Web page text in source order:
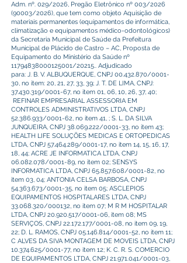
Adm. nº. 029/2026, Pregão Eletrônico nº 003/2026
(90003/2026), que tem como objeto Aquisição de
materiais permanentes (equipamentos de informática,
climatização e equipamentos médico-odontológicos)
da Secretaria Municipal de Saúde da Prefeitura
Municipal de Plácido de Castro – AC, Proposta de
Equipamento do Ministério da Saúde nº
11794838000125001/20215.. Adjudicado
para: J. B. V. ALBUQUERQUE, CNPJ 00.432.870/0001-
30, no item: 20, 21, 27, 33, 39; J. T. DE LIMA, CNPJ:
37.430.319/0001-67, no item 01, 06, 10, 26, 37, 40;
REFINAR EMPRESARIAL ASSESSORIA EM
CONTROLES ADMINISTRATIVOS LTDA, CNPJ
52.386.933/0001-62, no item 41, ; S. L. DA SILVA
JUNQUEIRA, CNPJ 38.069.222/0001-33, no item 43;
HEALTH LIFE SOLUÇÕES MEDICAS E ORTOPEDICAS
LTDA, CNPJ 57.464.289/0001-17, no item 14, 15, 16, 17,
18, 44; ACRE JE INFORMATICA LTDA, CNPJ
06.082.078/0001-89, no item 02; SENSYS
INFORMATICA LTDA, CNPJ 65.857.608/0001-82, no
item 03, 04; ANTONIA CELSA BARBOSA, CNPJ
54.363.673/0001-35, no item 05; ASCLEPIOS
EQUIPAMENTOS HOSPITALARES LTDA, CNPJ
33.068.320/000132, no item 07; M R M HOSPITALAR
LTDA, CNPJ 20.920.517/0001-06, item 08; MS
SERVIÇOS, CNPJ 22.172.177/0001-08, no item 09, 19,
22; D. L. RAMOS, CNPJ 05.146.814/0001-52, no item 11;
C ALVES DA SIVA MONTAGEM DE MOVEIS LTDA, CNPJ
10.374.625/0001-77, no item 12; K. C. R. S. COMERCIO
DE EQUIPAMENTOS LTDA, CNPJ 21.971.041/0001-03,